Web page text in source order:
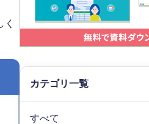
カテゴリ一覧
すべて